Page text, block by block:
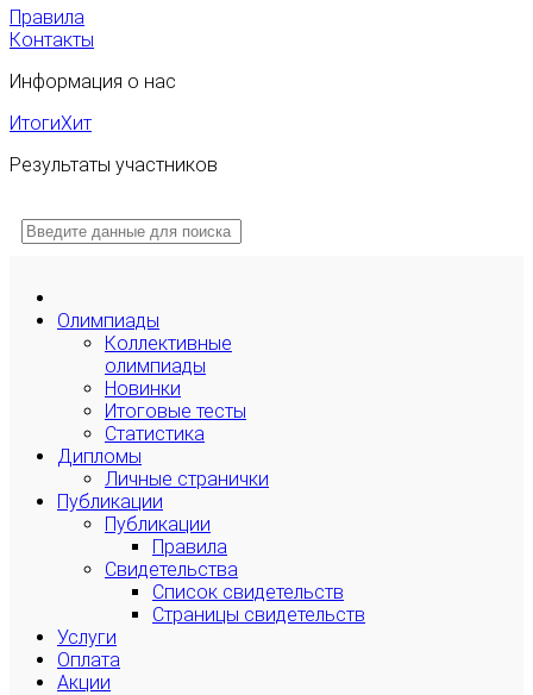
Правила
Контакты
Информация о нас
ИтогиХит
Результаты участников
Олимпиады
Коллективные
олимпиады
Новинки
Итоговые тесты
Статистика
Дипломы
Личные странички
Публикации
Публикации
Правила
Свидетельства
Список свидетельств
Страницы свидетельств
Услуги
Оплата
Акции